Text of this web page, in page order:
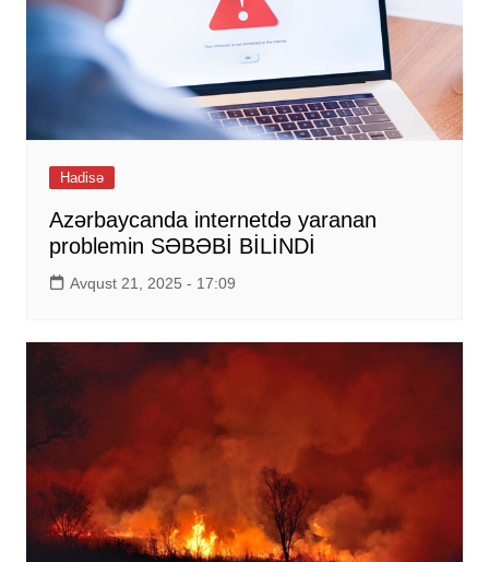
Hadisə
Azərbaycanda internetdə yaranan
problemin SƏBƏBİ BİLİNDİ
Avqust 21, 2025 - 17:09